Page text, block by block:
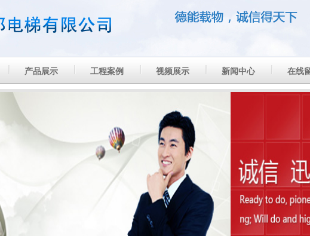
产品展示 工程案例 视频展示 新闻中心 在线